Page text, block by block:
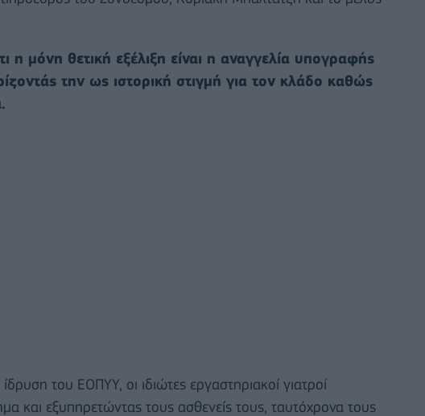
η μόνη θετική εξέλιξη είναι η αναγγελία υπογραφής
την ως ιστορική στιγμή για τον κλάδο καθώς
του ΕΟΠΥΥ, οι ιδιώτες εργαστηριακοί γιατροί
και εξυπηρετώντας τους ασθενείς τους, ταυτόχρονα τους